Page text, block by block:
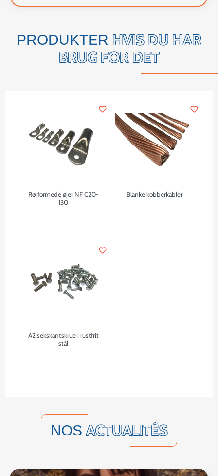
PRODUKTER HVIS DU HAR
BRUG FOR DET
Rørformede øjer NF C20-
130
favorite_border
Blanke kobberkabler
favorite_border
A2 sekskantskrue i rustfrit
stål
favorite_border
NOSACTUALITÉS